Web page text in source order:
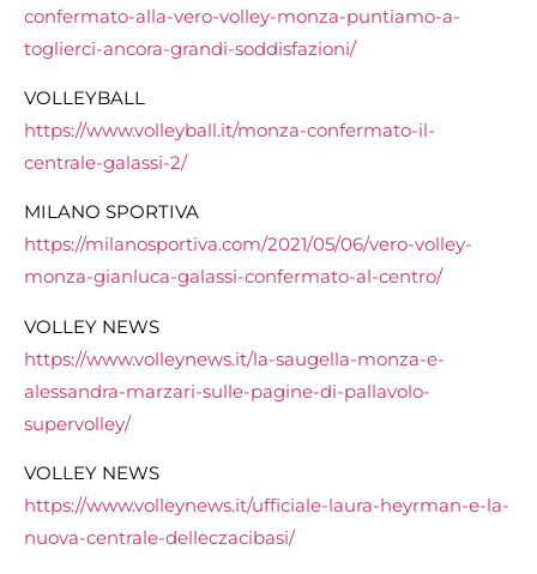
confermato-alla-vero-volley-monza-puntiamo-a-
toglierci-ancora-grandi-soddisfazioni/
VOLLEYBALL
https://www.volleyball.it/monza-confermato-il-
centrale-galassi-2/
MILANO SPORTIVA
https://milanosportiva.com/2021/05/06/vero-volley-
monza-gianluca-galassi-confermato-al-centro/
VOLLEY NEWS
https://www.volleynews.it/la-saugella-monza-e-
alessandra-marzari-sulle-pagine-di-pallavolo-
supervolley/
VOLLEY NEWS
https://www.volleynews.it/ufficiale-laura-heyrman-e-la-
nuova-centrale-delleczacibasi/